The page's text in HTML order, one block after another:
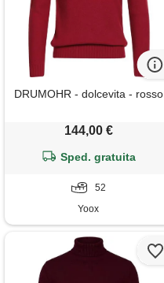
DRUMOHR - dolcevita - rosso
144,00 €
Sped. gratuita
52
Yoox